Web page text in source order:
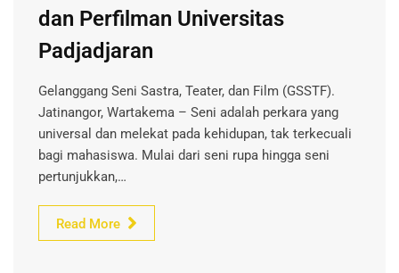
dan Perfilman Universitas
Padjadjaran
Gelanggang Seni Sastra, Teater, dan Film (GSSTF).
Jatinangor, Wartakema – Seni adalah perkara yang
universal dan melekat pada kehidupan, tak terkecuali
bagi mahasiswa. Mulai dari seni rupa hingga seni
pertunjukkan,…
Read More